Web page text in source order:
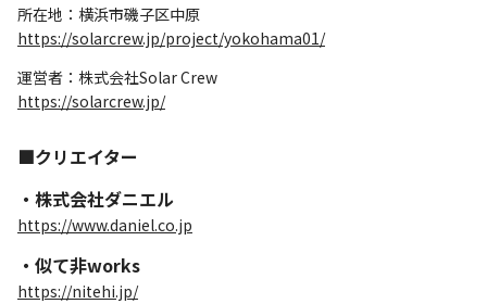
所在地：横浜市磯子区中原
https://solarcrew.jp/project/yokohama01/
運営者：株式会社Solar Crew
https://solarcrew.jp/
■クリエイター
・株式会社ダニエル
https://www.daniel.co.jp
・似て非works
https://nitehi.jp/